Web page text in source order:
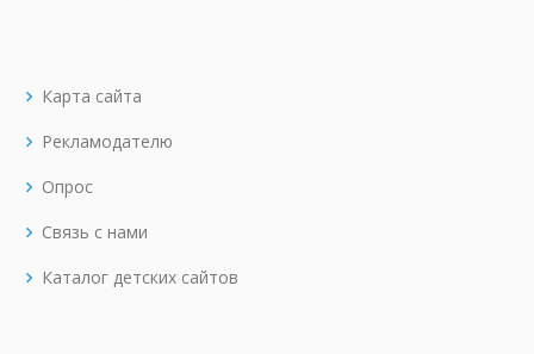
Карта сайта
Рекламодателю
Опрос
Связь с нами
Каталог детских сайтов